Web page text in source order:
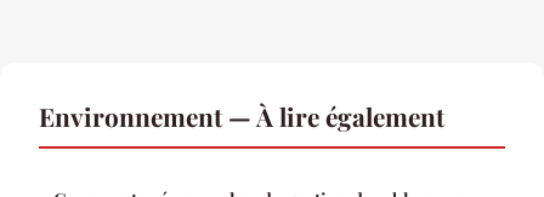
Environnement — À lire également